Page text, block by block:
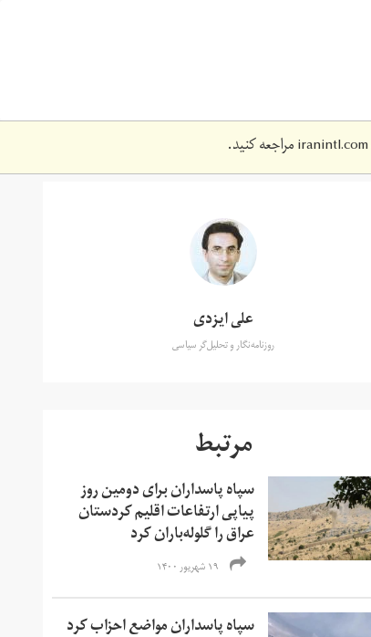
iranintl.comمراجعه کنید.
علی ایزدی
روزنامه‌نگار و تحلیل‌گر سیاسی
مرتبط
سپاه پاسداران برای دومین روز
پیاپی ارتفاعات اقلیم کردستان
عراق را گلوله‌باران کرد
۱۹ شهریور ۱۴۰۰
سپاه پاسداران مواضع احزاب کرد